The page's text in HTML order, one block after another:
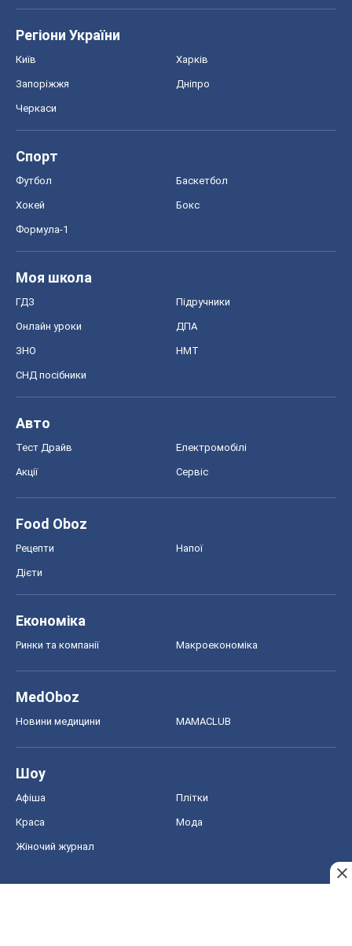
Регіони України
Київ Харків
Запоріжжя Дніпро
Черкаси
Спорт
Футбол Баскетбол
Хокей Бокс
Формула-1
Моя школа
ГДЗ Підручники
Онлайн уроки ДПА
ЗНО НМТ
СНД посібники
Авто
Тест Драйв Електромобілі
Акції Сервіс
Food Oboz
Рецепти Напої
Дієти
Економіка
Ринки та компанії Макроекономіка
MedOboz
Новини медицини MAMACLUB
Шоу
Афіша Плітки
Краса Мода
Жіночий журнал